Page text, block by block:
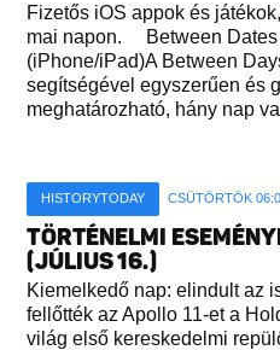
Fizetős iOS appok és
mai napon. Between Dates
(iPhone/iPad)A Between
segítségével egyszerűen és
meghatározható, hány nap
HISTORYTODAY CSÜTÖRTÖK
TÖRTÉNELMI
(JÚLIUS 16.)
Kiemelkedő nap: elindult az
fellőtték az Apollo 11-et a
világ első kereskedelmi